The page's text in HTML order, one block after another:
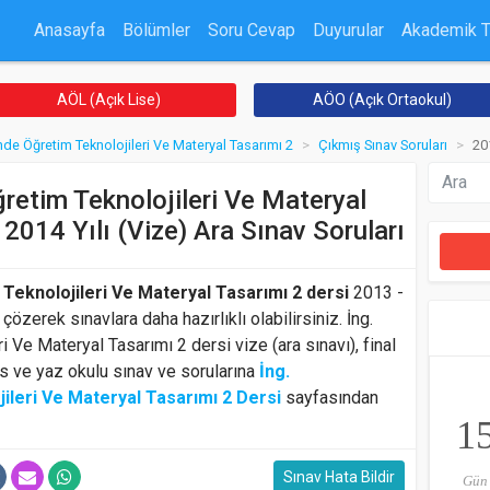
Anasayfa Bölümler Soru Cevap Duyurular Akademik
AÖL (Açık Lise) AÖO (Açık Ortaokul)
Öğretim Teknolojileri Ve Materyal Tasarımı 2 Çıkmış Sınav Soruları
Teknolojileri Ve Materyal
Yılı (Vize) Ara Sınav Soruları
Ve Materyal Tasarımı 2 dersi 2013 -
sınavlara daha hazırlıklı olabilirsiniz. İng.
Materyal Tasarımı 2 dersi vize (ara sınavı), final
ve yaz okulu sınav ve sorularına İng.
Ve Materyal Tasarımı 2 Dersi sayfasından
Sınav Hata Bildir Gün